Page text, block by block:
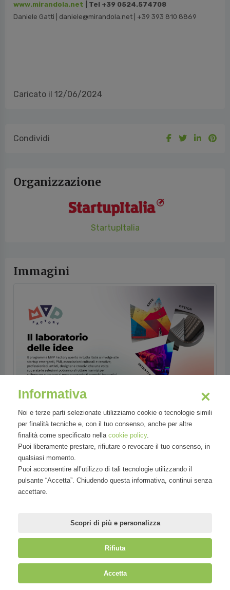
www.mirandola.net | Tel +39 0524.574708
Daniele Gatti | daniele@mirandola.net | +39 393 810 8869
Caricato il 12/06/2024
Condividi
Organizzazione
StartupItalia
Immagini
Mirandola Comunicazione S.r.l.| P.IVA IT09580130962 | Cap. Soc.
Informativa
Noi e terze parti selezionate utilizziamo cookie o tecnologie simili
per finalità tecniche e, con il tuo consenso, anche per altre
finalità come specificato nella cookie policy.
Puoi liberamente prestare, rifiutare o revocare il tuo consenso, in
qualsiasi momento.
Puoi acconsentire all’utilizzo di tali tecnologie utilizzando il
pulsante “Accetta”. Chiudendo questa informativa, continui senza
accettare.
Scopri di più e personalizza
Rifiuta
Accetta